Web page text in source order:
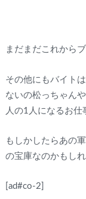
まだまだこれから
その他にもバイト
ないの松っちゃん
人の1人になるお仕
もしかしたらあの
の宝庫なのかもし
[ad#co-2]